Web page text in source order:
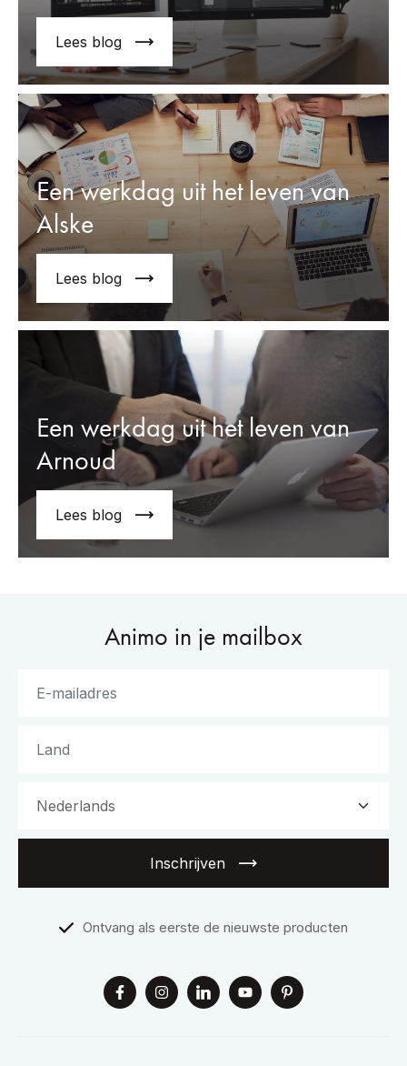
Lees blog
Een werkdag uit het leven van
Alske
Lees blog
Een werkdag uit het leven van
Arnoud
Lees blog
Animo in je mailbox
Inschrijven
Ontvang als eerste de nieuwste producten